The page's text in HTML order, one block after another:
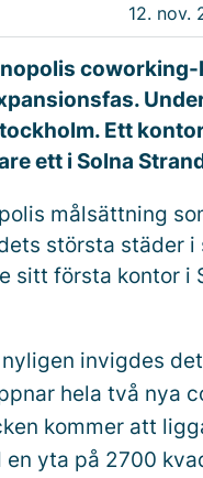
12. nov.
Ett
ett i Solna
målsättning
största städer i
sitt första kontor i
invigdes
hela två nya
kommer att
en yta på 2700